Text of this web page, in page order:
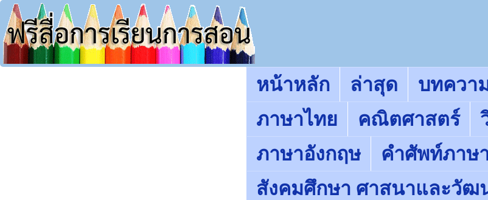
หน้าหลัก ล่าสุด บทควา
ภาษาไทย
คณิตศาสตร์
ภาษาอังกฤษ
คำศัพท์ภาษ
สังคมศึกษา ศาสนาและวัฒ